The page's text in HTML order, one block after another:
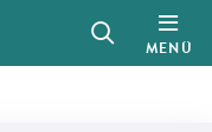
MENÜ